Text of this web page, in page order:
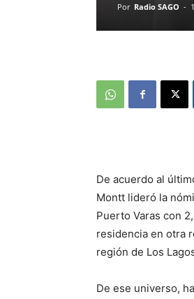
Por Radio SAGO -
De acuerdo al
Montt lideró la
Puerto Varas con
residencia en otra
región de Los
De ese universo,